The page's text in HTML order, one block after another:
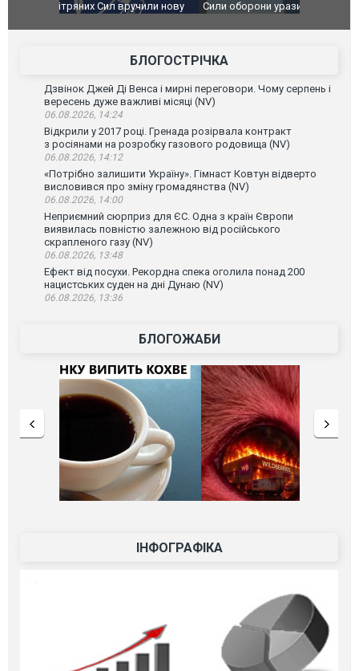
Сили оборони уразили Ярославський НПЗ:
губернатор регіону заявив про наймасштабнішу
атаку. ВІДЕО
Неймар
БЛОГОСТРІЧКА
Дзвінок Джей Ді Венса і мирні переговори. Чому серпень і
вересень дуже важливі місяці (NV)
06.08.2026, 14:24
Відкрили у 2017 році. Гренада розірвала контракт
з росіянами на розробку газового родовища (NV)
06.08.2026, 14:12
«Потрібно залишити Україну». Гімнаст Ковтун відверто
висловився про зміну громадянства (NV)
06.08.2026, 14:00
Неприємний сюрприз для ЄС. Одна з країн Європи
виявилась повністю залежною від російського
скрапленого газу (NV)
06.08.2026, 13:48
Ефект від посухи. Рекордна спека оголила понад 200
нацистських суден на дні Дунаю (NV)
06.08.2026, 13:36
БЛОГОЖАБИ
ІНФОГРАФІКА